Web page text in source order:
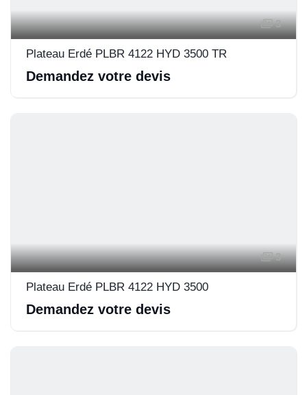
3
Plateau Erdé PLBR 4122 HYD 3500 TR
Demandez votre devis
3
Plateau Erdé PLBR 4122 HYD 3500
Demandez votre devis